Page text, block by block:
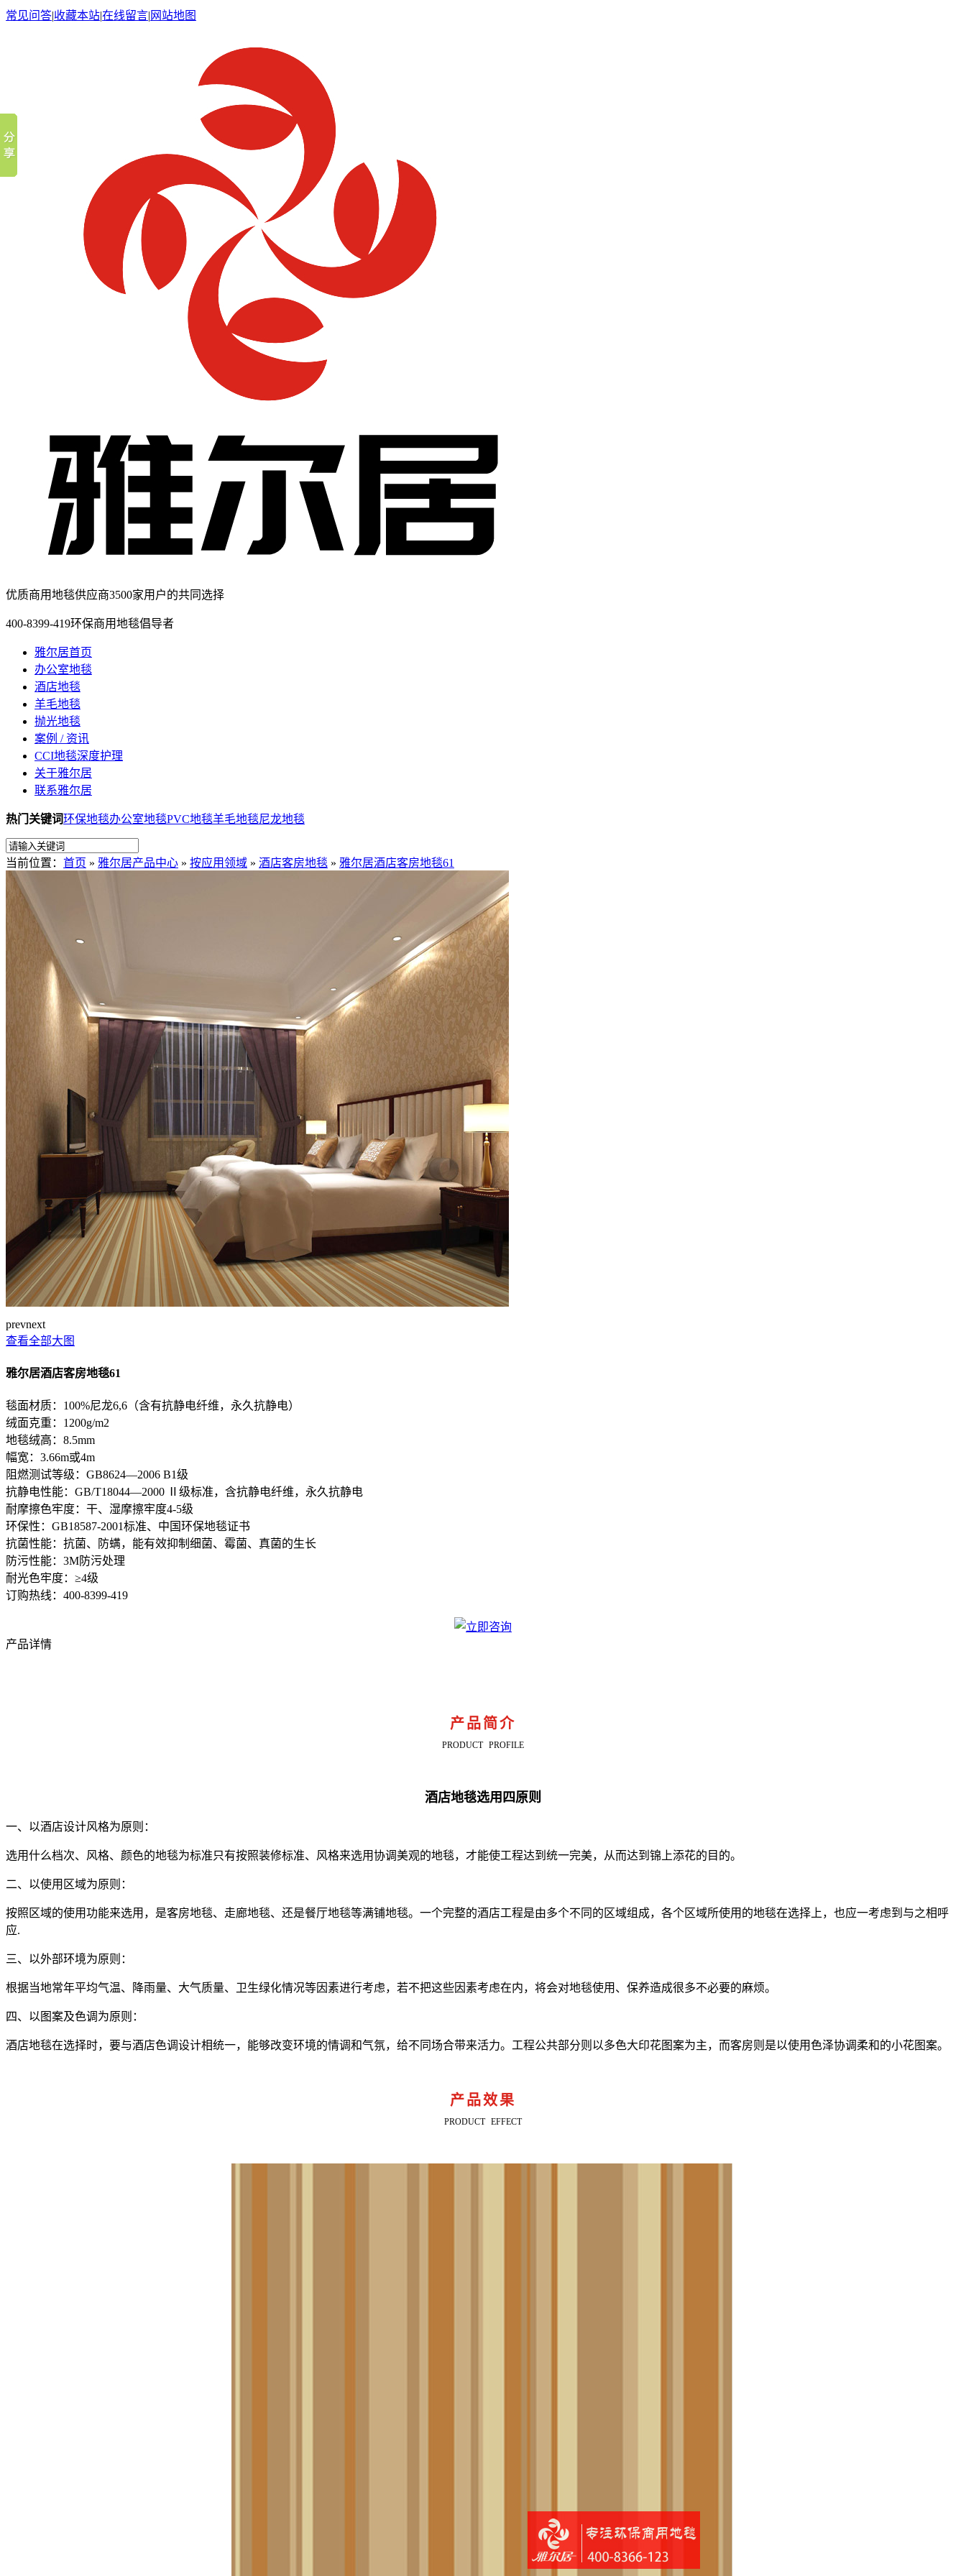
常见问答|收藏本站|在线留言| 网站地图
优质商用地毯供应商3500家用户的共同选择
400-8399-419环保商用地毯倡导者
雅尔居首页
办公室地毯
酒店地毯
羊毛地毯
抛光地毯
案例 / 资讯
CCI地毯深度护理
关于雅尔居
联系雅尔居
热门关键词环保地毯办公室地毯PVC地毯羊毛地毯尼龙地毯
当前位置： 首页 » 雅尔居产品中心 » 按应用领域 » 酒店客房地毯 » 雅尔居酒店客房地毯61
prevnext
查看全部大图
雅尔居酒店客房地毯61
毯面材质：100%尼龙6,6（含有抗静电纤维，永久抗静电）
绒面克重：1200g/m2
地毯绒高：8.5mm
幅宽：3.66m或4m
阻燃测试等级：GB8624—2006 B1级
抗静电性能：GB/T18044—2000 Ⅱ级标准，含抗静电纤维，永久抗静电
耐摩擦色牢度：干、湿摩擦牢度4-5级
环保性：GB18587-2001标准、中国环保地毯证书
抗菌性能：抗菌、防螨，能有效抑制细菌、霉菌、真菌的生长
防污性能：3M防污处理
耐光色牢度：≥4级
订购热线： 400-8399-419
产品详情
产品简介
PRODUCT PROFILE
酒店地毯选用四原则
一、以酒店设计风格为原则：
选用什么档次、风格、颜色的地毯为标准只有按照装修标准、风格来选用协调美观的地毯，才能使工程达到统一完美，从而达到锦上添花的目的。
二、以使用区域为原则：
按照区域的使用功能来选用，是客房地毯、走廊地毯、还是餐厅地毯等满铺地毯。一个完整的酒店工程是由多个不同的区域组成，各个区域所使用的地毯在选择上，也应一考虑到与之相呼
应.
三、以外部环境为原则：
根据当地常年平均气温、降雨量、大气质量、卫生绿化情况等因素进行考虑，若不把这些因素考虑在内，将会对地毯使用、保养造成很多不必要的麻烦。
四、以图案及色调为原则：
酒店地毯在选择时，要与酒店色调设计相统一，能够改变环境的情调和气氛，给不同场合带来活力。工程公共部分则以多色大印花图案为主，而客房则是以使用色泽协调柔和的小花图案。
产品效果
PRODUCT EFFECT